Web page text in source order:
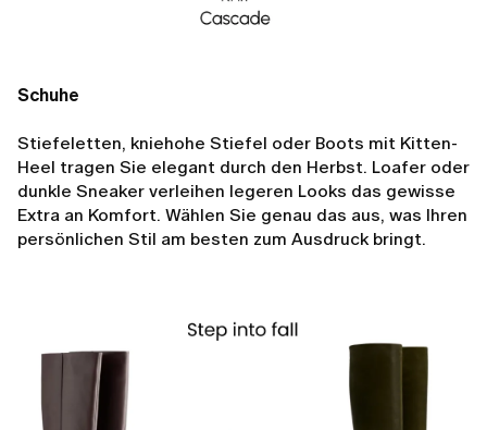
Schuhe
Stiefeletten, kniehohe Stiefel oder Boots mit Kitten-
Heel tragen Sie elegant durch den Herbst. Loafer oder
dunkle Sneaker verleihen legeren Looks das gewisse
Extra an Komfort. Wählen Sie genau das aus, was Ihren
persönlichen Stil am besten zum Ausdruck bringt.